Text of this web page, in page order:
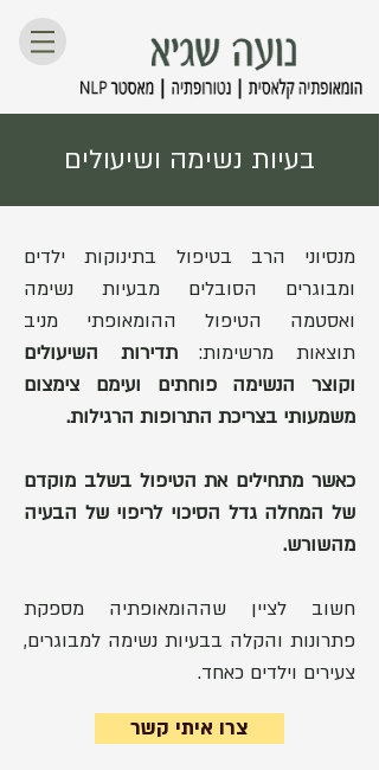
בעיות נשימה ושיעולים
מנסיוני הרב בטיפול בתינוקות ילדים
ומבוגרים הסובלים מבעיות נשימה
ואסטמה הטיפול ההומאופתי מניב
תוצאות מרשימות:תדירות השיעולים
וקוצר הנשימה פוחתים ועימם צימצום
משמעותי בצריכת התרופות הרגילות.
כאשר מתחילים את הטיפול בשלב מוקדם
של המחלה גדל הסיכוי לריפוי של הבעיה
מהשורש.
חשוב לציין שההומאופתיה מספקת
פתרונות והקלה בבעיות נשימה למבוגרים,
צעירים וילדים כאחד.
צרו איתי קשר